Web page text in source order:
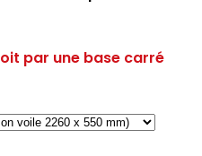
par une base carré